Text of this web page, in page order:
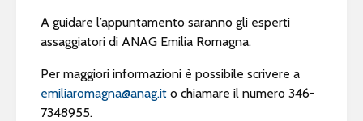
A guidare l’appuntamento saranno gli esperti
assaggiatori di ANAG Emilia Romagna.
Per maggiori informazioni è possibile scrivere a
emiliaromagna@anag.it o chiamare il numero 346-
7348955.